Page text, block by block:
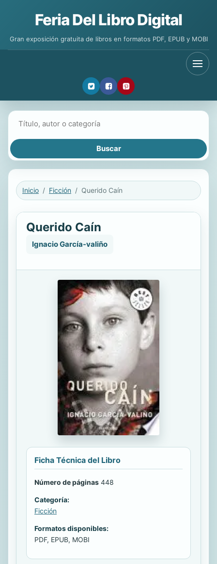
Feria Del Libro Digital
Gran exposición gratuita de libros en formatos PDF, EPUB y MOBI
Inicio Ficción Querido Caín
Querido Caín
Ignacio García-valiño
Ficha Técnica del Libro
Número de páginas 448
Categoría:
Ficción
Formatos disponibles:
PDF, EPUB, MOBI